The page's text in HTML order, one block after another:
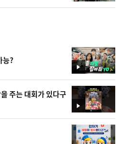
영
상
능?
영
상
주는 대회가 있다구